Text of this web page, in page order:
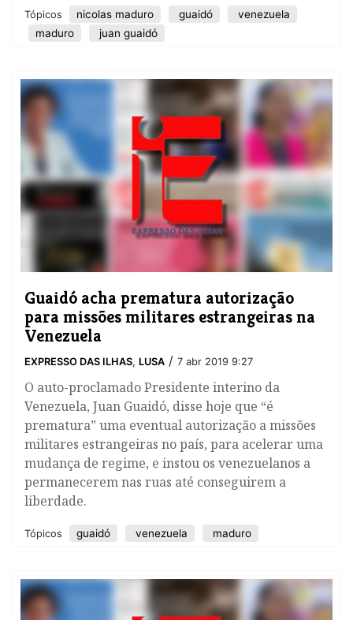
Tópicos nicolas maduro guaidó
venezuela
maduro
juan guaidó
Guaidó acha prematura autorização
para missões militares estrangeiras na
Venezuela
EXPRESSO DAS ILHAS, LUSA / 7 abr 2019 9:27
​O auto-proclamado Presidente interino da
Venezuela, Juan Guaidó, disse hoje que “é
prematura” uma eventual autorização a missões
militares estrangeiras no país, para acelerar uma
mudança de regime, e instou os venezuelanos a
permanecerem nas ruas até conseguirem a
liberdade.
Tópicos guaidó venezuela maduro